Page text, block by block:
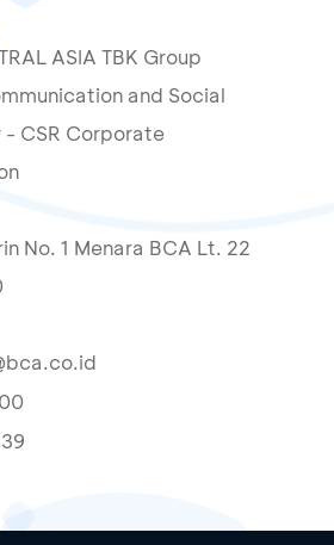
ASIA TBK Group
and Social
- CSR Corporate
No. 1 Menara BCA Lt. 22